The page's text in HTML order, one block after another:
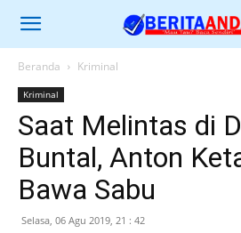
Beranda Kriminal
Kriminal
Saat Melintas di
Buntal, Anton
Bawa Sabu
Selasa, 06 Agu 2019, 21 : 42